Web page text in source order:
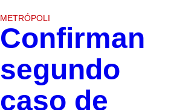
METRÓPOLI
Confirman
segundo
caso de